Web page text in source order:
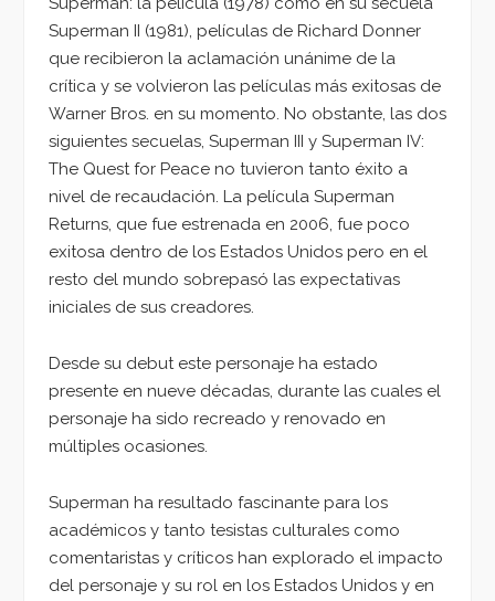
Superman II (1981), películas de Richard Donner
que recibieron la aclamación unánime de la
crítica y se volvieron las películas más exitosas de
Warner Bros. en su momento. No obstante, las dos
siguientes secuelas, Superman III y Superman IV:
The Quest for Peace no tuvieron tanto éxito a
nivel de recaudación. La película Superman
Returns, que fue estrenada en 2006, fue poco
exitosa dentro de los Estados Unidos pero en el
resto del mundo sobrepasó las expectativas
iniciales de sus creadores.
Desde su debut este personaje ha estado
presente en nueve décadas, durante las cuales el
personaje ha sido recreado y renovado en
múltiples ocasiones.
Superman ha resultado fascinante para los
académicos y tanto tesistas culturales como
comentaristas y críticos han explorado el impacto
del personaje y su rol en los Estados Unidos y en